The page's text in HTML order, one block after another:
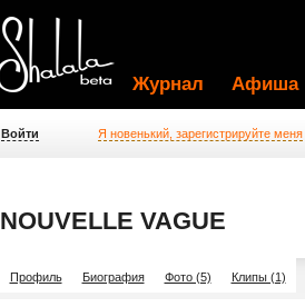
Журнал Афиша
Войти Я новенький, зарегистрируйте меня
NOUVELLE VAGUE
Профиль Биография Фото (5) Клипы (1)